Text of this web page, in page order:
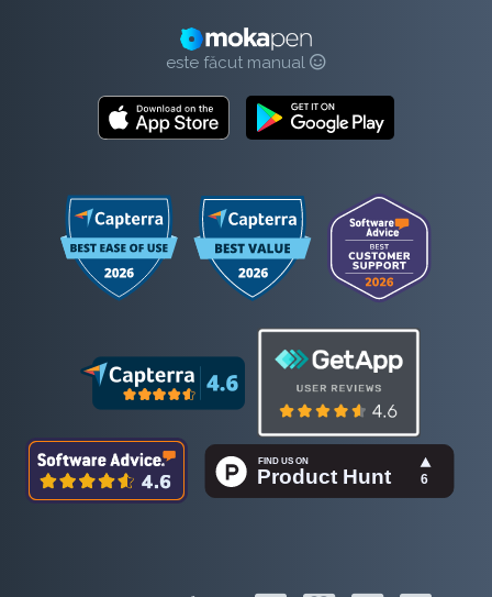
este făcut manual